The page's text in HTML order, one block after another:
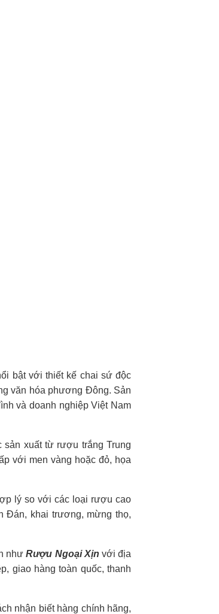
bật với thiết kế chai sứ độc
văn hóa phương Đông. Sản
và doanh nghiệp Việt Nam
sản xuất từ rượu trắng Trung
với men vàng hoặc đỏ, họa
lý so với các loại rượu cao
Đán, khai trương, mừng thọ,
nhưRượu Ngoại Xịn với địa
giao hàng toàn quốc, thanh
nhận biết hàng chính hãng,